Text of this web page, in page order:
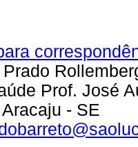
Prof. José
- SE